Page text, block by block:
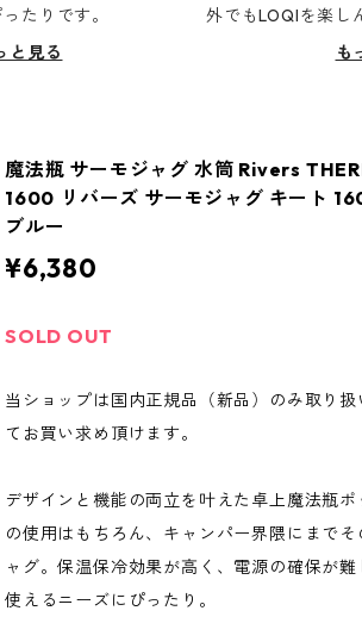
たりです。
と見る
外でもLOQIを楽し
も
魔法瓶 サーモジャグ 水筒 Rivers
1600 リバーズ サーモジャグ キート
ブルー
¥6,380
SOLD OUT
当ショップは国内正規品（新品）のみ取り
てお買い求め頂けます。
デザインと機能の両立を叶えた卓上魔法瓶
の使用はもちろん、キャンパー界隈にまで
ャグ。保温保冷効果が高く、電源の確保が難
使えるニーズにぴったり。